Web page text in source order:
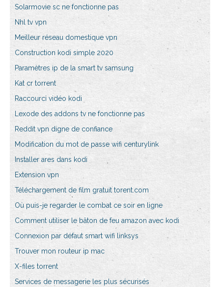
Solarmovie sc ne fonctionne pas
Nhl tv vpn
Meilleur réseau domestique vpn
Construction kodi simple 2020
Paramètres ip de la smart tv samsung
Kat cr torrent
Raccourci vidéo kodi
Lexode des addons tv ne fonctionne pas
Reddit vpn digne de confiance
Modification du mot de passe wifi centurylink
Installer ares dans kodi
Extension vpn
Téléchargement de film gratuit torent.com
Où puis-je regarder le combat ce soir en ligne
Comment utiliser le bâton de feu amazon avec kodi
Connexion par défaut smart wifi linksys
Trouver mon routeur ip mac
X-files torrent
Services de messagerie les plus sécurisés